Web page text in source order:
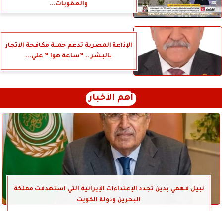
والعقوبات...
الإذاعة المصرية تدعم حملة مكافحة الاتجار
بالبشر .. ”ساعة هوا ” علي...
أهم الأخبار
نبيل فهمي يدين تجدد الإعتداءات الإيرانية التي استهدفت مملكة
البحرين ودولة الكويت